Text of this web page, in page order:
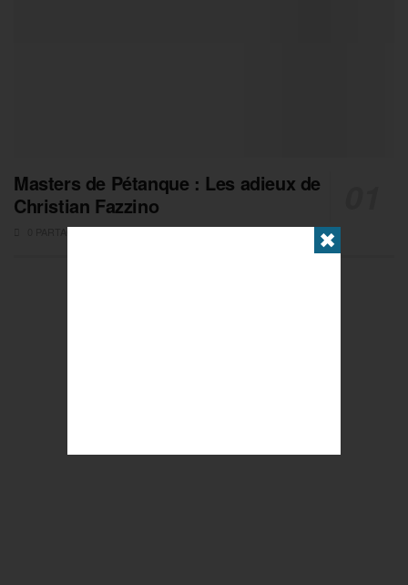
Masters de Pétanque : Les adieux de
Christian Fazzino
0 PARTAGES ✖